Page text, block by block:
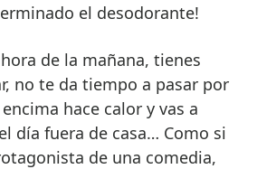
el desodorante!
de la mañana, tienes
no te da tiempo a pasar por
hace calor y vas a
día fuera de casa… Como si
de una comedia,